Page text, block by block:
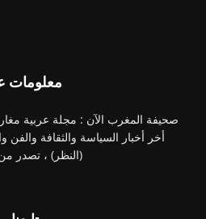
معلومات
صحيفة المغرب الآن : مجلة عربية
أخر أخبار السياسة والثقافة
(النظر) ، تصدر